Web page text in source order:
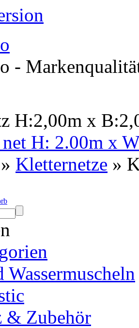
-
H:2,00m x
H: 2.00m x
» Kletternetze »
Wassermuscheln
& Zubehör